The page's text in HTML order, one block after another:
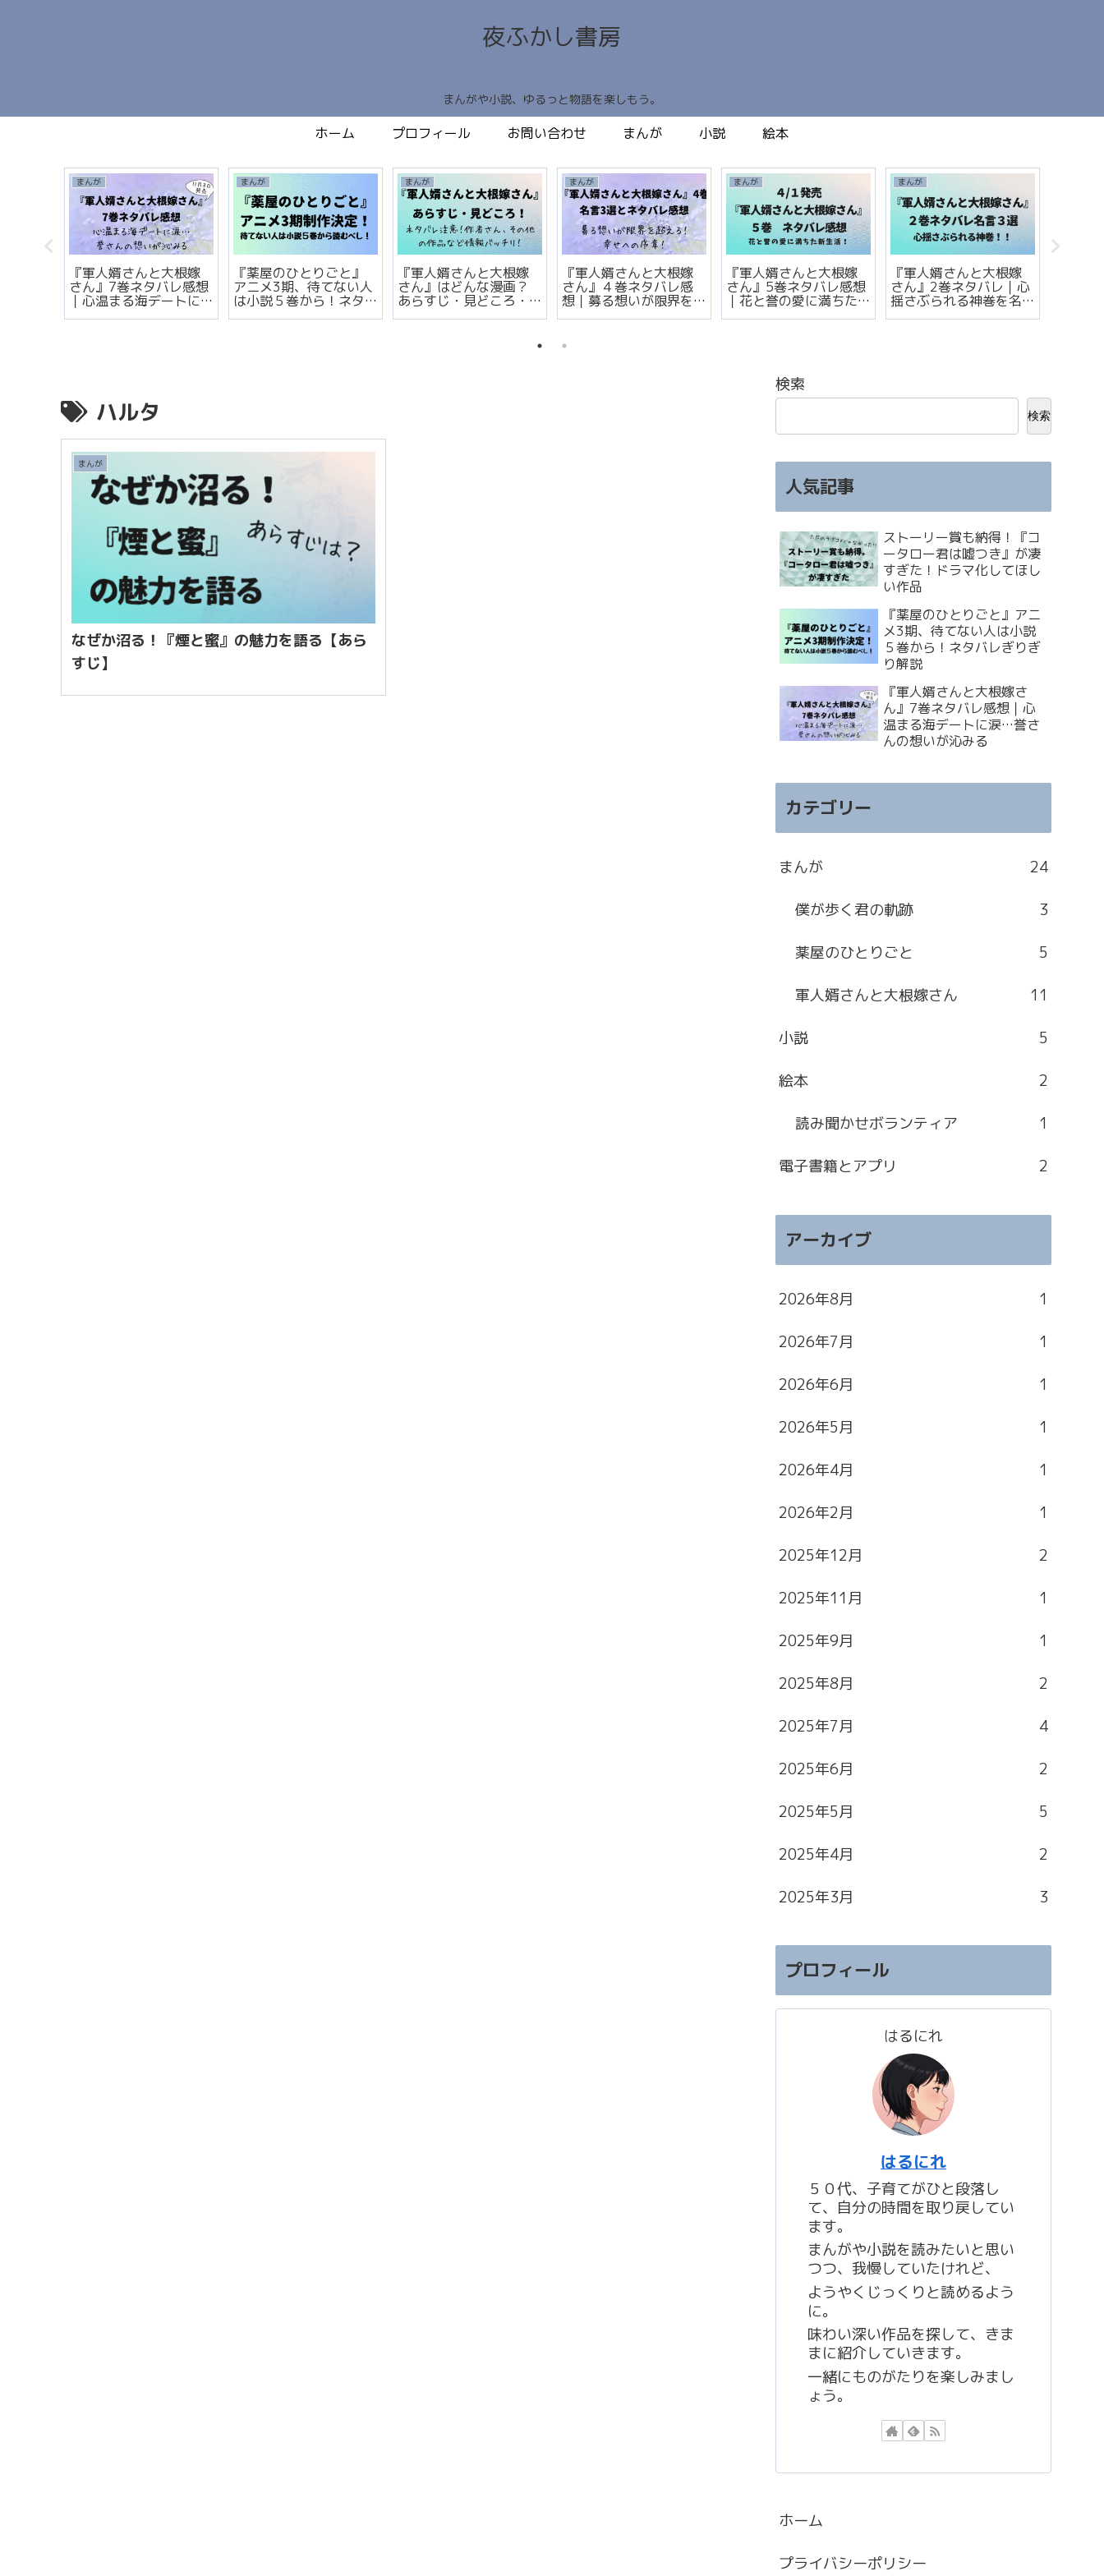
夜ふかし書房
まんがや小説、ゆるっと物語を楽しもう。
ホーム プロフィール お問い合わせ まんが 小説 絵本
まんが
『軍人婿さんと大根嫁
さん』7巻ネタバレ感想
｜心温まる海デートに
涙…誉さんの想いが沁み
まんが
『薬屋のひとりごと』
アニメ3期、待てない人
は小説５巻から！ネタ
バレぎりぎり解説
まんが
『軍人婿さんと大根嫁
さん』はどんな漫画？
あらすじ・見どころ・
作者作品まとめ
まんが
『軍人婿さんと大根嫁
さん』４巻ネタバレ感
想｜募る想いが限界を
超える！幸せへの序
まんが
『軍人婿さんと大根嫁
さん』5巻ネタバレ感想
｜花と誉の愛に満ちた
新生活！
まんが
『軍人婿さんと大根嫁
さん』2巻ネタバレ｜心
揺さぶられる神巻を名
言3選で完全レビュー！
ハルタ
まんが
なぜか沼る！『煙と蜜』の魅力を語る【あら
すじ】
検索
検索
人気記事
ストーリー賞も納得！『コ
ータロー君は嘘つき』が凄
すぎた！ドラマ化してほし
い作品
『薬屋のひとりごと』アニ
メ3期、待てない人は小説
５巻から！ネタバレぎりぎ
り解説
『軍人婿さんと大根嫁さ
ん』7巻ネタバレ感想｜心
温まる海デートに涙…誉さ
んの想いが沁みる
カテゴリー
まんが 24
僕が歩く君の軌跡 3
薬屋のひとりごと 5
軍人婿さんと大根嫁さん 11
小説 5
絵本 2
読み聞かせボランティア 1
電子書籍とアプリ 2
アーカイブ
2026年8月 1
2026年7月 1
2026年6月 1
2026年5月 1
2026年4月 1
2026年2月 1
2025年12月 2
2025年11月 1
2025年9月 1
2025年8月 2
2025年7月 4
2025年6月 2
2025年5月 5
2025年4月 2
2025年3月 3
プロフィール
はるにれ
はるにれ
５０代、子育てがひと段落し
て、自分の時間を取り戻してい
ます。
まんがや小説を読みたいと思い
つつ、我慢していたけれど、
ようやくじっくりと読めるよう
に。
味わい深い作品を探して、きま
まに紹介していきます。
一緒にものがたりを楽しみまし
ょう。
ホーム
プライバシーポリシー